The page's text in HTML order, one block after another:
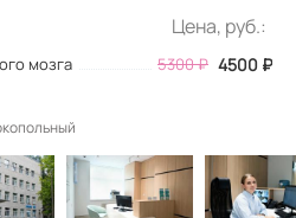
Цена, руб.:
мозга 5300₽ 4500 ₽